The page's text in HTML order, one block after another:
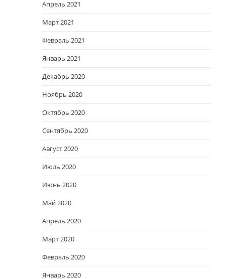
Апрель 2021
Март 2021
Февраль 2021
Январь 2021
Декабрь 2020
Ноябрь 2020
Октябрь 2020
Сентябрь 2020
Август 2020
Июль 2020
Июнь 2020
Май 2020
Апрель 2020
Март 2020
Февраль 2020
Январь 2020